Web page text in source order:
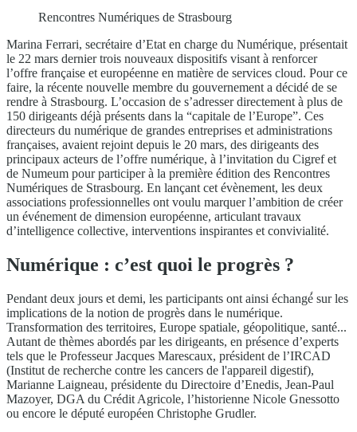
Rencontres Numériques de Strasbourg
Marina Ferrari, secrétaire d’Etat en charge du Numérique, présentait
le 22 mars dernier trois nouveaux dispositifs visant à renforcer
l’offre française et européenne en matière de services cloud. Pour ce
faire, la récente nouvelle membre du gouvernement a décidé de se
rendre à Strasbourg. L’occasion de s’adresser directement à plus de
150 dirigeants déjà présents dans la “capitale de l’Europe”. Ces
directeurs du numérique de grandes entreprises et administrations
françaises, avaient rejoint depuis le 20 mars, des dirigeants des
principaux acteurs de l’offre numérique, à l’invitation du Cigref et
de Numeum pour participer à la première édition des Rencontres
Numériques de Strasbourg. En lançant cet évènement, les deux
associations professionnelles ont voulu marquer l’ambition de créer
un événement de dimension européenne, articulant travaux
d’intelligence collective, interventions inspirantes et convivialité.
Numérique : c’est quoi le progrès ?
Pendant deux jours et demi, les participants ont ainsi échangé́ sur les
implications de la notion de progrès dans le numérique.
Transformation des territoires, Europe spatiale, géopolitique, santé...
Autant de thèmes abordés par les dirigeants, en présence d’experts
tels que le Professeur Jacques Marescaux, président de l’IRCAD
(Institut de recherche contre les cancers de l'appareil digestif),
Marianne Laigneau, présidente du Directoire d’Enedis, Jean-Paul
Mazoyer, DGA du Crédit Agricole, l’historienne Nicole Gnessotto
ou encore le député européen Christophe Grudler.